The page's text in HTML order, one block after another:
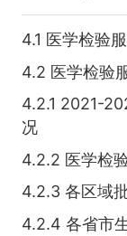
4.1 医学检验
4.2 医学检验
4.2.1 2021-
况
4.2.2 医学检
4.2.3 各区域
4.2.4 各省市